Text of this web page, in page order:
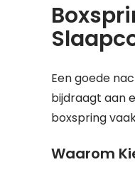
Een goede
bijdraagt aan
boxspring
Waarom